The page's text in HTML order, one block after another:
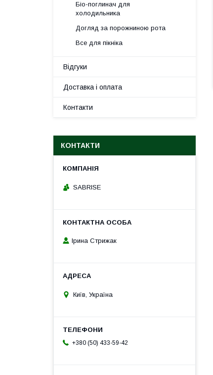
Біо-поглинач для
холодильника
Догляд за порожниною рота
Все для пікніка
Відгуки
Доставка і оплата
Контакти
КОНТАКТИ
SABRISE
Ірина Стрижак
Київ, Україна
+380 (50) 433-59-42